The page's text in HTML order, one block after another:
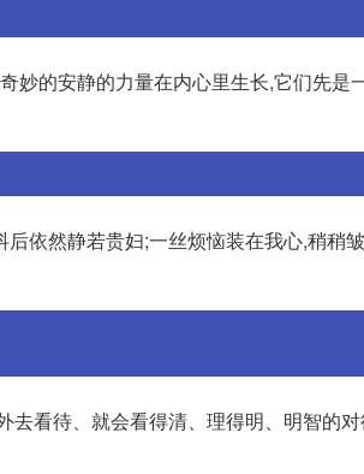
妙的安静的力量在内心里生长,它们先是
依然静若贵妇;一丝烦恼装在我心,稍稍
看待、就会看得清、理得明、明智的